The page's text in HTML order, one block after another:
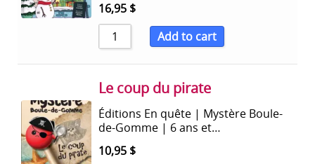
16,95 $
Add to cart
Le coup du pirate
Éditions En quête | Mystère Boule-
de-Gomme | 6 ans et…
10,95 $